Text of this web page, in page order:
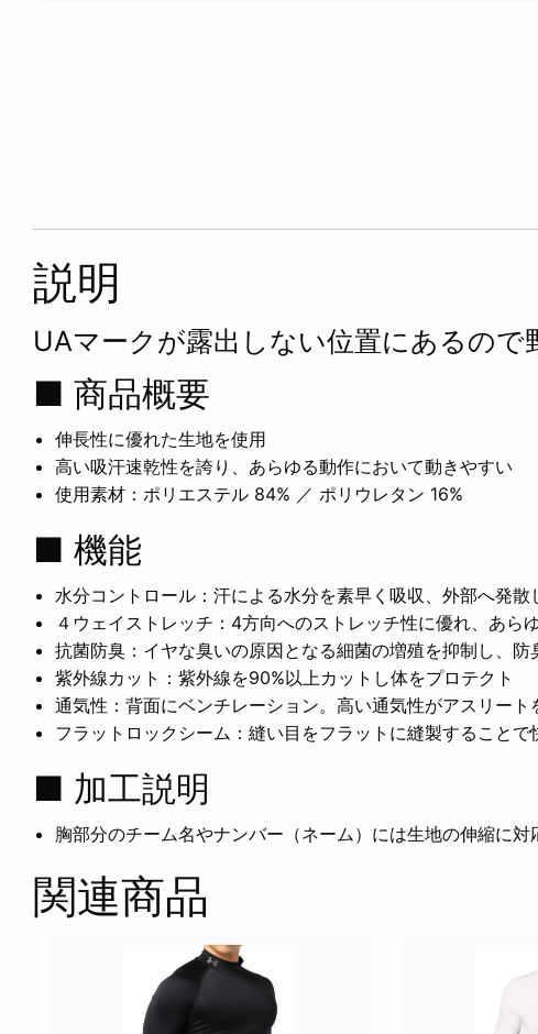
説明
UAマークが露出しない位置にあるので
■ 商品概要
伸長性に優れた生地を使用
高い吸汗速乾性を誇り、あらゆる動作において動きやすい
使用素材：ポリエステル 84% ／ ポリウレタン 16%
■ 機能
水分コントロール：汗による水分を素早く吸収、外部へ発
４ウェイストレッチ：4方向へのストレッチ性に優れ、あら
抗菌防臭：イヤな臭いの原因となる細菌の増殖を抑制し、防
紫外線カット：紫外線を90%以上カットし体をプロテクト
通気性：背面にベンチレーション。高い通気性がアスリート
フラットロックシーム：縫い目をフラットに縫製すること
■ 加工説明
胸部分のチーム名やナンバー（ネーム）には生地の伸縮に
関連商品